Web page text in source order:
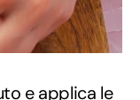
e applica le